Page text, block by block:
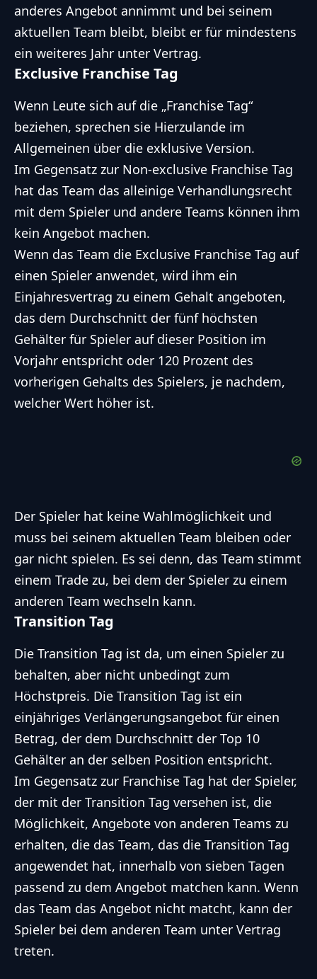
anderes Angebot annimmt und bei seinem
aktuellen Team bleibt, bleibt er für mindestens
ein weiteres Jahr unter Vertrag.
Exclusive Franchise Tag
Wenn Leute sich auf die „Franchise Tag“
beziehen, sprechen sie Hierzulande im
Allgemeinen über die exklusive Version.
Im Gegensatz zur Non-exclusive Franchise Tag
hat das Team das alleinige Verhandlungsrecht
mit dem Spieler und andere Teams können ihm
kein Angebot machen.
Wenn das Team die Exclusive Franchise Tag auf
einen Spieler anwendet, wird ihm ein
Einjahresvertrag zu einem Gehalt angeboten,
das dem Durchschnitt der fünf höchsten
Gehälter für Spieler auf dieser Position im
Vorjahr entspricht oder 120 Prozent des
vorherigen Gehalts des Spielers, je nachdem,
welcher Wert höher ist.
Der Spieler hat keine Wahlmöglichkeit und
muss bei seinem aktuellen Team bleiben oder
gar nicht spielen. Es sei denn, das Team stimmt
einem Trade zu, bei dem der Spieler zu einem
anderen Team wechseln kann.
Transition Tag
Die Transition Tag ist da, um einen Spieler zu
behalten, aber nicht unbedingt zum
Höchstpreis. Die Transition Tag ist ein
einjähriges Verlängerungsangebot für einen
Betrag, der dem Durchschnitt der Top 10
Gehälter an der selben Position entspricht.
Im Gegensatz zur Franchise Tag hat der Spieler,
der mit der Transition Tag versehen ist, die
Möglichkeit, Angebote von anderen Teams zu
erhalten, die das Team, das die Transition Tag
angewendet hat, innerhalb von sieben Tagen
passend zu dem Angebot matchen kann. Wenn
das Team das Angebot nicht matcht, kann der
Spieler bei dem anderen Team unter Vertrag
treten.